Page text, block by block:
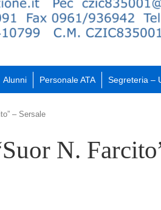
Alunni Personale ATA Segreteria –
– Sersale
N.